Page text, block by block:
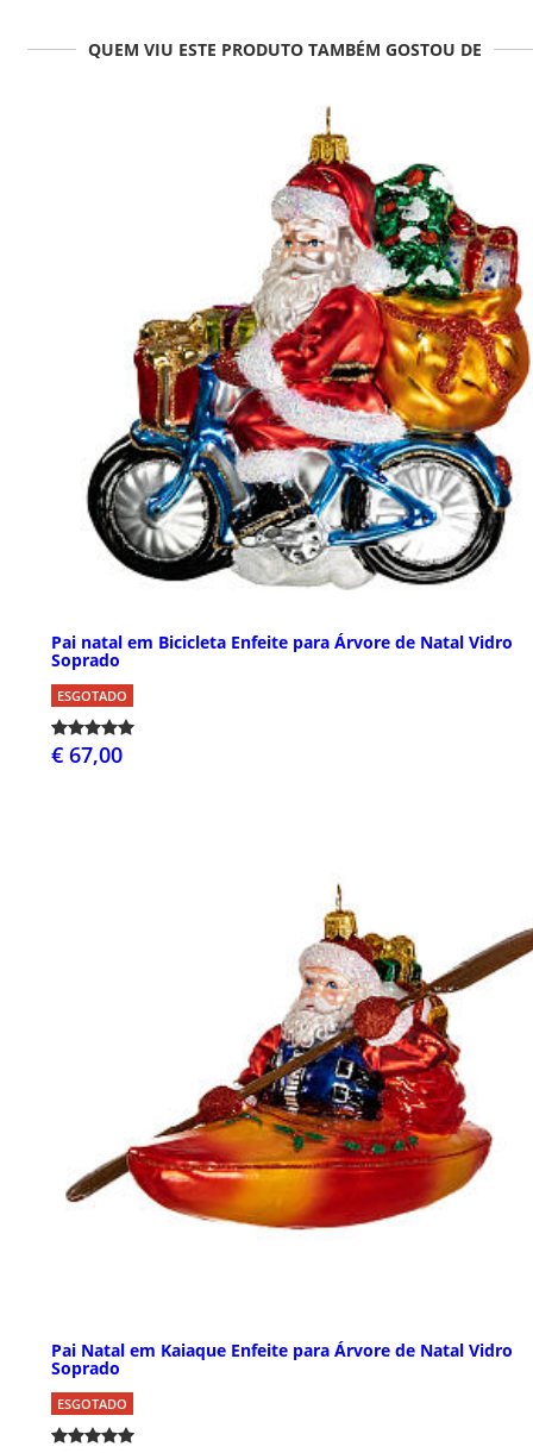
QUEM VIU ESTE PRODUTO TAMBÉM GOSTOU DE
Pai natal em Bicicleta Enfeite para Árvore de Natal Vidro
Soprado
ESGOTADO
€ 67,00
Pai Natal em Kaiaque Enfeite para Árvore de Natal Vidro
Soprado
ESGOTADO